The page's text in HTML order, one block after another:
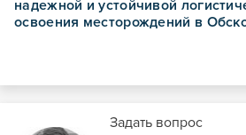
надежной и устойчивой
освоения месторождений в
Задать вопрос